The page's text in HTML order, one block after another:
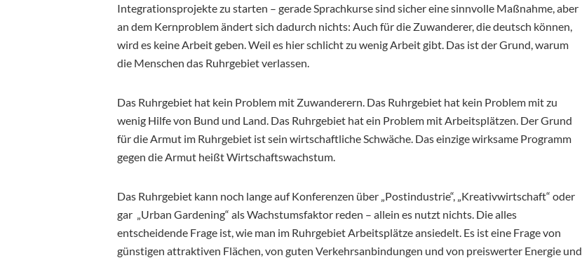
Integrationsprojekte zu starten – gerade Sprachkurse sind sicher eine sinnvolle Maßnahme, aber
an dem Kernproblem ändert sich dadurch nichts: Auch für die Zuwanderer, die deutsch können,
wird es keine Arbeit geben. Weil es hier schlicht zu wenig Arbeit gibt. Das ist der Grund, warum
die Menschen das Ruhrgebiet verlassen.
Das Ruhrgebiet hat kein Problem mit Zuwanderern. Das Ruhrgebiet hat kein Problem mit zu
wenig Hilfe von Bund und Land. Das Ruhrgebiet hat ein Problem mit Arbeitsplätzen. Der Grund
für die Armut im Ruhrgebiet ist sein wirtschaftliche Schwäche. Das einzige wirksame Programm
gegen die Armut heißt Wirtschaftswachstum.
Das Ruhrgebiet kann noch lange auf Konferenzen über „Postindustrie“, „Kreativwirtschaft“ oder
gar „Urban Gardening“ als Wachstumsfaktor reden – allein es nutzt nichts. Die alles
entscheidende Frage ist, wie man im Ruhrgebiet Arbeitsplätze ansiedelt. Es ist eine Frage von
günstigen attraktiven Flächen, von guten Verkehrsanbindungen und von preiswerter Energie und